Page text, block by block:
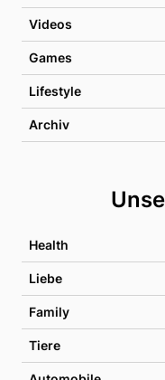
Videos
Games
Lifestyle
Archiv
Health
Liebe
Family
Tiere